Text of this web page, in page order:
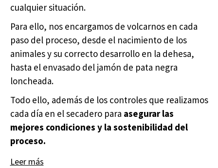
cualquier situación.
Para ello, nos encargamos de volcarnos en cada
paso del proceso, desde el nacimiento de los
animales y su correcto desarrollo en la dehesa,
hasta el envasado del jamón de pata negra
loncheada.
Todo ello, además de los controles que realizamos
cada día en el secadero para asegurar las
mejores condiciones y la sostenibilidad del
proceso.
Leer más